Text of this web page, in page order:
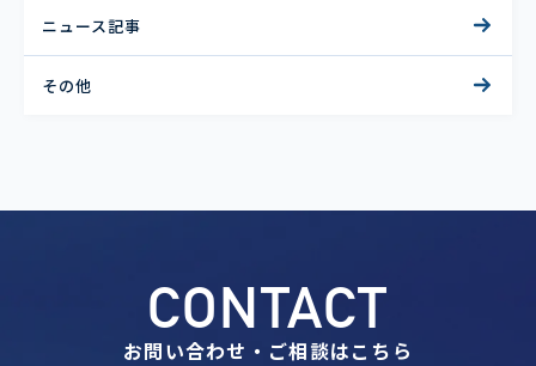
ニュース記事
その他
CONTACT
お問い合わせ・ご相談はこちら